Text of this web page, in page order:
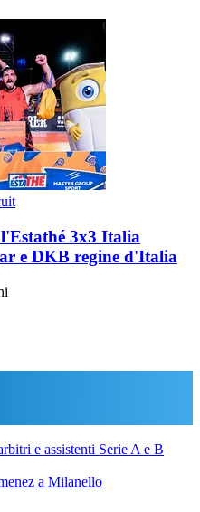
3x3 Italia
e DKB regine d'Italia
e assistenti Serie A e B
a Milanello